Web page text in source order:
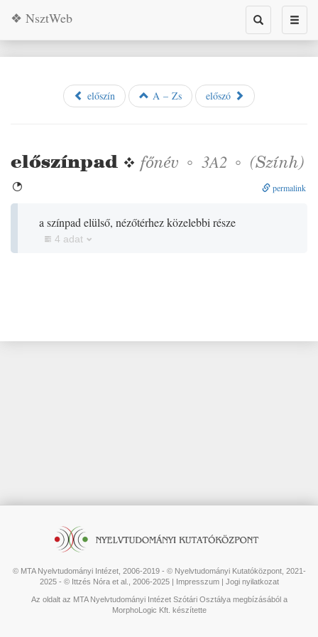
Toggle
search
❖ NsztWeb
előszín A – Zs előszó
előszínpad ❖ főnév ◦ 3A2 ◦ (Szính)
 permalink
a színpad elülső, nézőtérhez közelebbi része
4 adat
© MTA Nyelvtudományi Intézet, 2006-2019 - © Nyelvtudományi Kutatóközpont, 2021-
2025 - © Ittzés Nóra et al., 2006-2025 | Impresszum| Jogi nyilatkozat
Az oldalt az MTA Nyelvtudományi Intézet Szótári Osztálya megbízásából a
MorphoLogic Kft. készítette